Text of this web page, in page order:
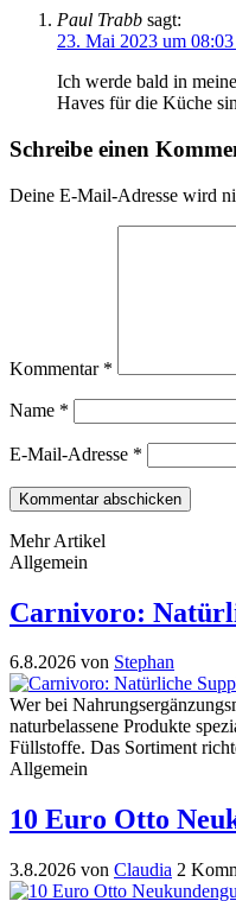
Paul Trabb sagt:
23. Mai 2023 um
Ich werde bald in
Haves für die Küche
Schreibe einen
Deine E-Mail-Adresse wird
Kommentar *
Name *
E-Mail-Adresse *
Mehr Artikel
Allgemein
Carnivoro:
6.8.2026 von Stephan
Wer bei
naturbelassene Produkte
Füllstoffe. Das Sortiment
Allgemein
10 Euro Otto
3.8.2026 von Claudia 2